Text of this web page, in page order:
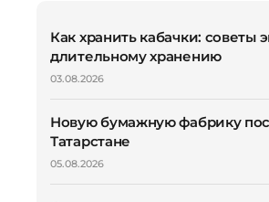
Как хранить кабачки: советы
длительному хранению
03.08.2026
Новую бумажную фабрику
Татарстане
05.08.2026